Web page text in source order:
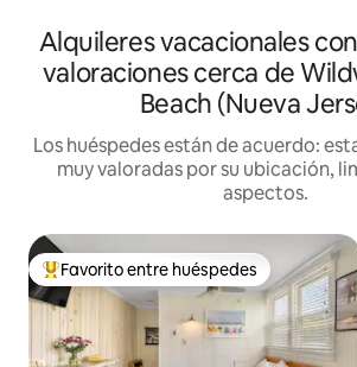
Alquileres vacacionales
valoraciones cerca de
Beach (Nueva
Los huéspedes están de acuerdo:
muy valoradas por su ubicación,
aspectos.
Favorito entre huéspedes preferido
Favorito entre huéspedes